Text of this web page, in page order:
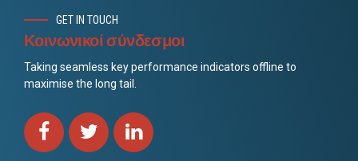
GET IN TOUCH
Κοινωνικοί σύνδεσμοι
Taking seamless key performance indicators offline to
maximise the long tail.